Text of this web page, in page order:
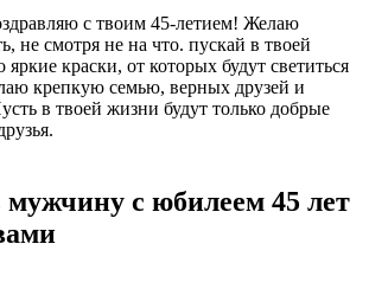
с твоим 45-летием! Желаю
не смотря не на что. пускай в твоей
яркие краски, от которых будут светиться
крепкую семью, верных друзей и
в твоей жизни будут только добрые
мужчину с юбилеем 45 лет